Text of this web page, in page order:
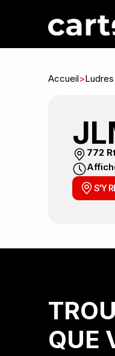
Accueil>Ludres
772
S'Y
QUE